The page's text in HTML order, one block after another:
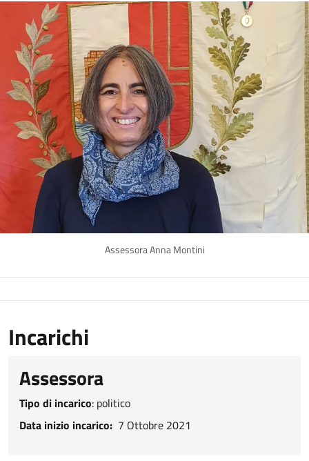
Assessora Anna Montini
Incarichi
Assessora
Tipo di incarico: politico
Data inizio incarico Data inizio incarico
7 Ottobre 2021